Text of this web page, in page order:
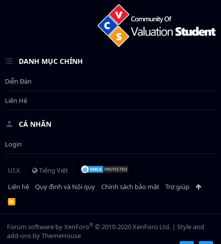
DANH MỤC CHÍNH
Diễn Đàn
Liên Hệ
CÁ NHÂN
Login
UI.X
Tiếng Việt
Liên hệ
Quy định và Nội quy Chính sách bảo mật Trợ giúp
R
S
S
Forum software by XenForo® © 2010-2020 XenForo Ltd. | Style and
add-ons by ThemeHouse